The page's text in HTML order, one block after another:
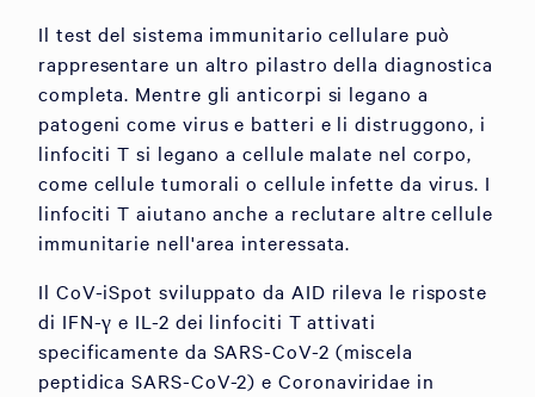
Il test del sistema immunitario cellulare può
rappresentare un altro pilastro della diagnostica
completa. Mentre gli anticorpi si legano a
patogeni come virus e batteri e li distruggono, i
linfociti T si legano a cellule malate nel corpo,
come cellule tumorali o cellule infette da virus. I
linfociti T aiutano anche a reclutare altre cellule
immunitarie nell'area interessata.
Il CoV-iSpot sviluppato da AID rileva le risposte
di IFN-γ e IL-2 dei linfociti T attivati
specificamente da SARS-CoV-2 (miscela
peptidica SARS-CoV-2) e Coronaviridae in